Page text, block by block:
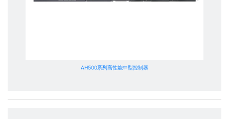
AH500系列高性能中型控制器